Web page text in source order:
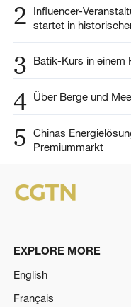
2
Influencer-
startet in
3 Batik-Kurs in einem
4 Über Berge und
5
Chinas
Premiummarkt
EXPLORE MORE
English
Français